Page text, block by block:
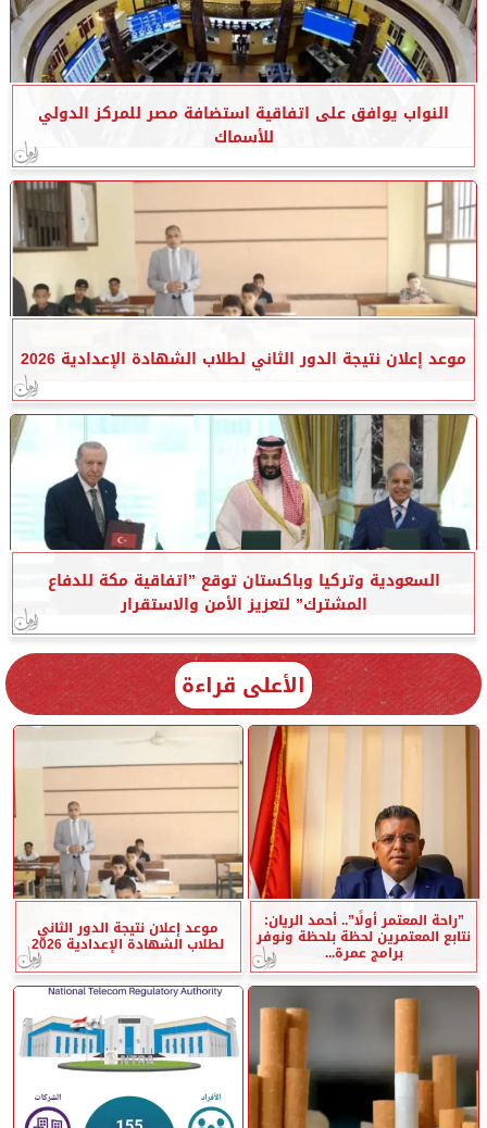
النواب يوافق على اتفاقية استضافة مصر للمركز الدولي
للأسماك
موعد إعلان نتيجة الدور الثاني لطلاب الشهادة الإعدادية 2026
السعودية وتركيا وباكستان توقع ”اتفاقية مكة للدفاع
المشترك” لتعزيز الأمن والاستقرار
الأعلى قراءة
”راحة المعتمر أولًا”.. أحمد الريان:
نتابع المعتمرين لحظة بلحظة ونوفر
برامج عمرة...
موعد إعلان نتيجة الدور الثاني
لطلاب الشهادة الإعدادية 2026